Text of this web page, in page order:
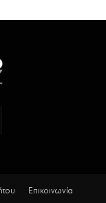
Επικοινωνία